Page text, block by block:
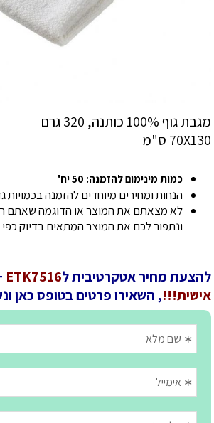
מגבת גוף 100% כותנה, 320 גרם
70X130 ס"מ
כמות מינימום להזמנה: 50 יח'
הנחות ומחירים מיוחדים להזמנה בכמויות
לא מצאתם את המוצר או הדוגמה שאתם
ונתפור לכם את המוצר המתאים בדיוק
להצעת מחיר אטקרטיבית לETK7516
אישית!!!, השאירו פרטים בטופס כאן